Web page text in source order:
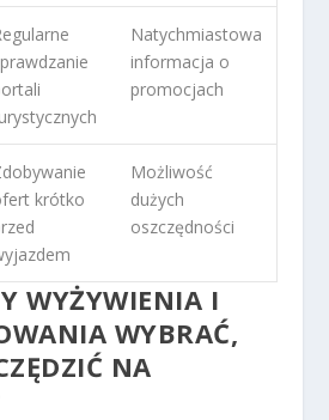
Natychmiastowa
informacja o
promocjach
krótko
Możliwość
dużych
oszczędności
WYŻYWIENIA I
WYBRAĆ,
NA